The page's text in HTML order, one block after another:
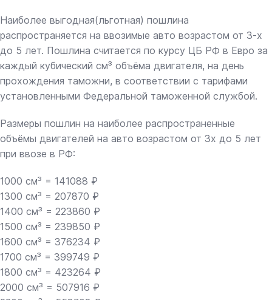
Наиболее выгодная(льготная) пошлина
распространяется на ввозимые авто возрастом от 3-х
до 5 лет. Пошлина считается по курсу ЦБ РФ в Евро за
каждый кубический см³ объёма двигателя, на день
прохождения таможни, в соответствии с тарифами
установленными Федеральной таможенной службой.
Размеры пошлин на наиболее распространенные
объёмы двигателей на авто возрастом от 3х до 5 лет
при ввозе в РФ:
1000 см³ = 141088 ₽
1300 см³ = 207870 ₽
1400 см³ = 223860 ₽
1500 см³ = 239850 ₽
1600 см³ = 376234 ₽
1700 см³ = 399749 ₽
1800 см³ = 423264 ₽
2000 см³ = 507916 ₽